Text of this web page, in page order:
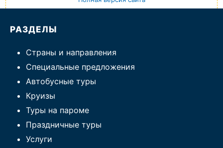
РАЗДЕЛЫ
Страны и направления
Специальные предложения
Автобусные туры
Круизы
Туры на пароме
Праздничные туры
Услуги